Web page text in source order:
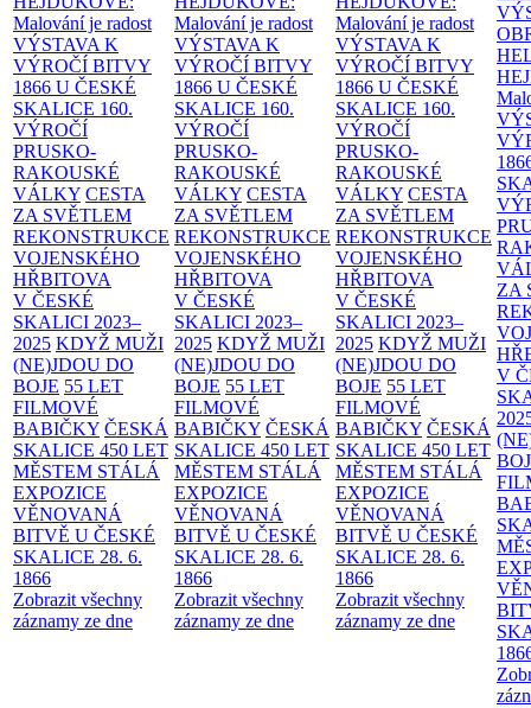
Malování je radost
VÝSTAVA K
VÝROČÍ BITVY
1866 U ČESKÉ
SKALICE 160.
VÝROČÍ
PRUSKO-
RAKOUSKÉ
VÁLKY CESTA
ZA SVĚTLEM
REKONSTRUKCE
VOJENSKÉHO
HŘBITOVA
V ČESKÉ
SKALICI 2023–
2025 KDYŽ MUŽI
(NE)JDOU DO
BOJE 55 LET
FILMOVÉ
BABIČKY ČESKÁ
SKALICE 450 LET
MĚSTEM STÁLÁ
EXPOZICE
VĚNOVANÁ
BITVĚ U ČESKÉ
SKALICE 28. 6.
1866
Zobrazit všechny
záznamy ze dne
Malování je radost
VÝSTAVA K
VÝROČÍ BITVY
1866 U ČESKÉ
SKALICE 160.
VÝROČÍ
PRUSKO-
RAKOUSKÉ
VÁLKY CESTA
ZA SVĚTLEM
REKONSTRUKCE
VOJENSKÉHO
HŘBITOVA
V ČESKÉ
SKALICI 2023–
2025 KDYŽ MUŽI
(NE)JDOU DO
BOJE 55 LET
FILMOVÉ
BABIČKY ČESKÁ
SKALICE 450 LET
MĚSTEM STÁLÁ
EXPOZICE
VĚNOVANÁ
BITVĚ U ČESKÉ
SKALICE 28. 6.
1866
Zobrazit všechny
záznamy ze dne
Malování je radost
VÝSTAVA K
VÝROČÍ BITVY
1866 U ČESKÉ
SKALICE 160.
VÝROČÍ
PRUSKO-
RAKOUSKÉ
VÁLKY CESTA
ZA SVĚTLEM
REKONSTRUKCE
VOJENSKÉHO
HŘBITOVA
V ČESKÉ
SKALICI 2023–
2025 KDYŽ MUŽI
(NE)JDOU DO
BOJE 55 LET
FILMOVÉ
BABIČKY ČESKÁ
SKALICE 450 LET
MĚSTEM STÁLÁ
EXPOZICE
VĚNOVANÁ
BITVĚ U ČESKÉ
SKALICE 28. 6.
1866
Zobrazit všechny
záznamy ze dne
ZA
V